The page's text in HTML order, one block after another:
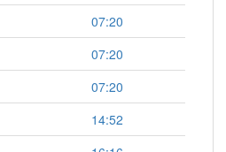
07:20
07:20
07:20
14:52